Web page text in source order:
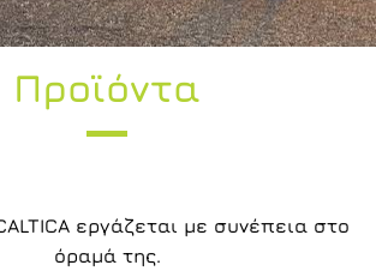
Προϊόντα
εργάζεται με συνέπεια στο
όραμά της.